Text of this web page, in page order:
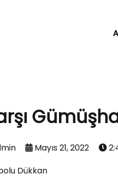
Mayıs 21, 2022
Dükkan